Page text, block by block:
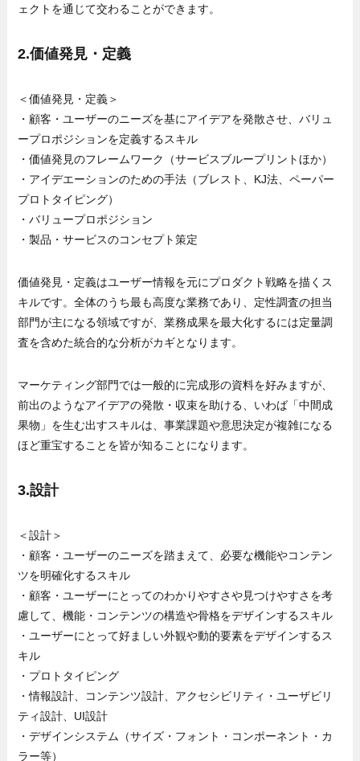
ェクトを通じて交わることができます。
2.価値発見・定義
＜価値発見・定義＞
・顧客・ユーザーのニーズを基にアイデアを発散させ、バリュ
ープロポジションを定義するスキル
・価値発見のフレームワーク（サービスブループリントほか）
・アイデエーションのための手法（ブレスト、KJ法、ペーパー
プロトタイピング）
・バリュープロポジション
・製品・サービスのコンセプト策定
価値発見・定義はユーザー情報を元にプロダクト戦略を描くス
キルです。全体のうち最も高度な業務であり、定性調査の担当
部門が主になる領域ですが、業務成果を最大化するには定量調
査を含めた統合的な分析がカギとなります。
マーケティング部門では一般的に完成形の資料を好みますが、
前出のようなアイデアの発散・収束を助ける、いわば「中間成
果物」を生む出すスキルは、事業課題や意思決定が複雑になる
ほど重宝することを皆が知ることになります。
3.設計
＜設計＞
・顧客・ユーザーのニーズを踏まえて、必要な機能やコンテン
ツを明確化するスキル
・顧客・ユーザーにとってのわかりやすさや見つけやすさを考
慮して、機能・コンテンツの構造や骨格をデザインするスキル
・ユーザーにとって好ましい外観や動的要素をデザインするス
キル
・プロトタイピング
・情報設計、コンテンツ設計、アクセシビリティ・ユーザビリ
ティ設計、UI設計
・デザインシステム（サイズ・フォント・コンポーネント・カ
ラー等）